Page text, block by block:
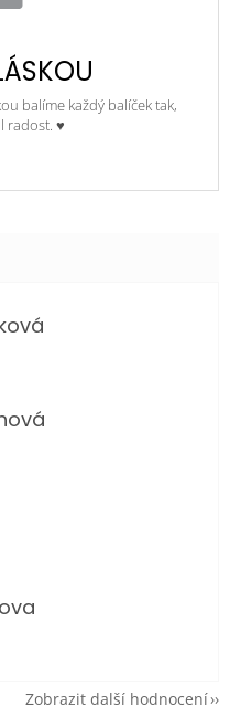
balíme každý balíček tak,
radost. ♥
je 5 z 5 hvězdiček.
je 5 z 5 hvězdiček.
je 5 z 5 hvězdiček.
je 5 z 5 hvězdiček.
Zobrazit další hodnocení